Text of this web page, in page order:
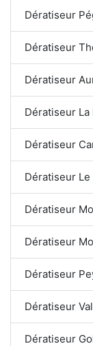
Dératiseur
Dératiseur
Dératiseur
Dératiseur
Dératiseur
Dératiseur Le
Dératiseur
Dératiseur
Dératiseur
Dératiseur
Dératiseur